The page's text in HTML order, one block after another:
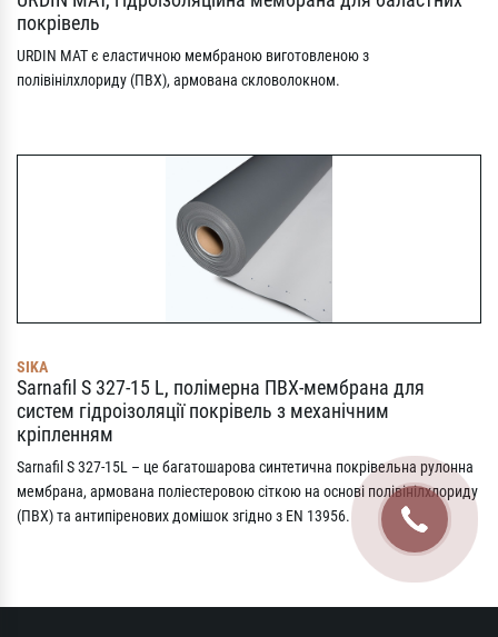
покрівель
URDIN MAT є еластичною мембраною виготовленою з
полівінілхлориду (ПВХ), армована скловолокном.
SIKA
Sarnafil S 327-15 L, полімерна ПВХ-мембрана для
систем гідроізоляції покрівель з механічним
кріпленням
Sarnafil S 327-15L – це багатошарова синтетична покрівельна рулонна
мембрана, армована поліестеровою сіткою на основі полівінілхлориду
(ПВХ) та антипіренових домішок згідно з EN 13956.